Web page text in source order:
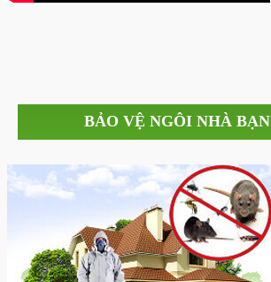
BẢO VỆ NGÔI NHÀ BẠN